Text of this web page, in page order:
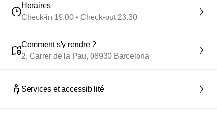
Horaires
Check-in 19:00 • Check-out 23:30
Comment s'y rendre ?
2, Carrer de la Pau, 08930 Barcelona
Services et accessibilité